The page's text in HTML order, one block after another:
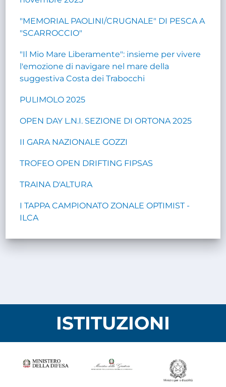
"MEMORIAL PAOLINI/CRUGNALE" DI PESCA A
"SCARROCCIO"
"Il Mio Mare Liberamente": insieme per vivere
l'emozione di navigare nel mare della
suggestiva Costa dei Trabocchi
PULIMOLO 2025
OPEN DAY L.N.I. SEZIONE DI ORTONA 2025
II GARA NAZIONALE GOZZI
TROFEO OPEN DRIFTING FIPSAS
TRAINA D'ALTURA
I TAPPA CAMPIONATO ZONALE OPTIMIST -
ILCA
ISTITUZIONI